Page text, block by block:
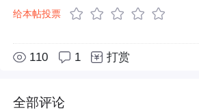
给本帖投票
110 1 打赏
全部评论